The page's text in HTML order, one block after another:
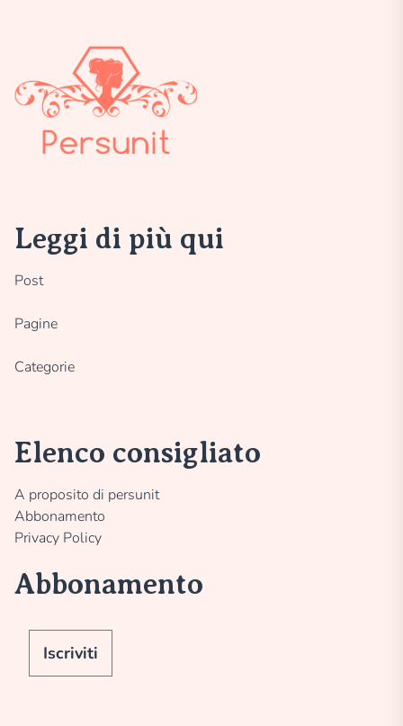
Leggi di più qui
Post
Pagine
Categorie
Elenco consigliato
A proposito di persunit
Abbonamento
Privacy Policy
Abbonamento
Iscriviti